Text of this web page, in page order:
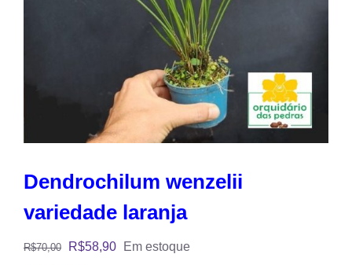
Dendrochilum wenzelii
variedade laranja
R$70,00 R$58,90 Em estoque